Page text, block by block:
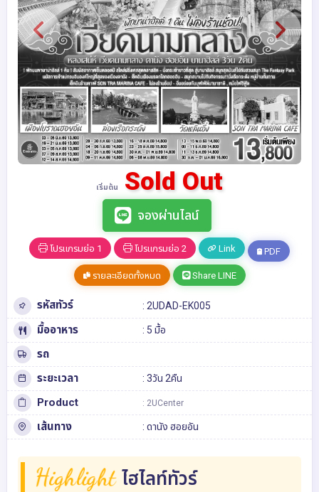
เริ่มต้น Sold Out
จองผ่านไลน์
โปรแกรมย่อ 1 โปรแกรมย่อ 2 Link PDF
รายละเอียดทั้งหมด Share LINE
รหัสทัวร์ : 2UDAD-EK005
มื้ออาหาร : 5 มื้อ
รถ
ระยะเวลา
: 3วัน 2คืน
Product : 2UCenter
เส้นทาง : ดานัง ฮอยอัน
Highlight ไฮไลท์ทัวร์